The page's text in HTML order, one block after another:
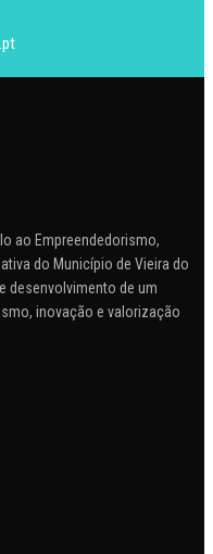
ao Empreendedorismo,
do Município de Vieira do
desenvolvimento de um
inovação e valorização